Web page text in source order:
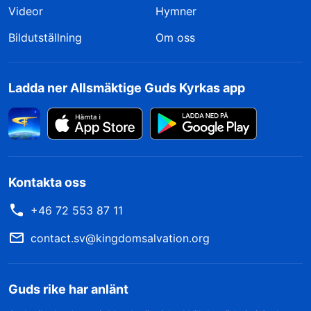
Videor
Hymner
Bildutställning
Om oss
Ladda ner Allsmäktige Guds Kyrkas app
Kontakta oss
+46 72 553 87 11
contact.sv@kingdomsalvation.org
Guds rike har anlänt